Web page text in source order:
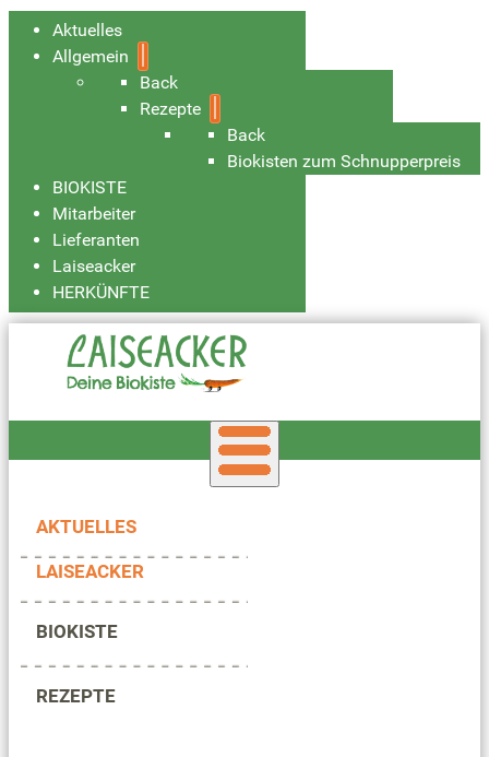
Aktuelles
Allgemein
Back
Rezepte
Back
Biokisten zum Schnupperpreis
BIOKISTE
Mitarbeiter
Lieferanten
Laiseacker
HERKÜNFTE
AKTUELLES
LAISEACKER
BIOKISTE
REZEPTE